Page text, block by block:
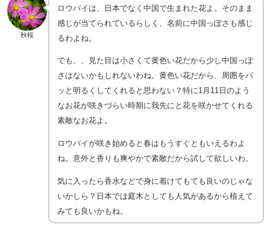
秋桜
ロウバイは、日本でなく中国で生まれた花よ。そのまま
感じが当てられているらしく、名前に中国っぽさも感じ
るわよね。
でも、、見た目は小さくて黄色い花だから少し中国っぽ
さはないかもしれないわね。黄色い花だから、周囲をパ
ッと明るくしてくれると思わない？特に1月11日のよう
なお花が咲きづらい時期に我先にと花を咲かせてくれる
素敵なお花よ。
ロウバイが咲き始めると春はもうすぐともいえるわよ
ね。意外と香りも爽やかで素敵だから試して欲しいわ。
気に入ったら香水などで身に着けてもても良いのじゃな
いかしら？日本では庭木としても人気があるから植えて
みても良いかもね。